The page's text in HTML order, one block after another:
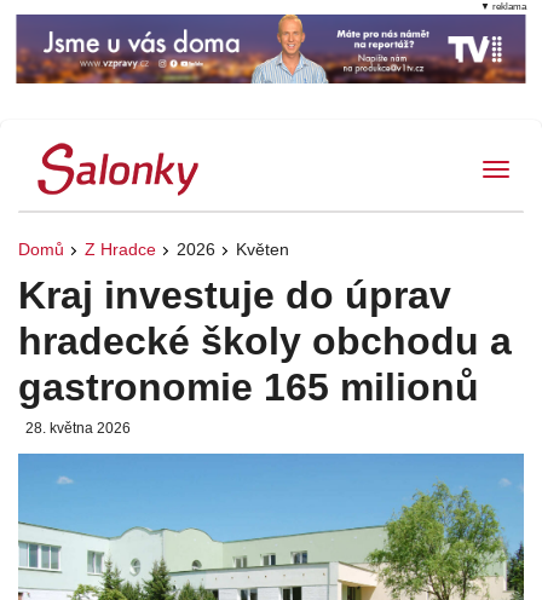
Domů Z Hradce 2026 Květen
Kraj investuje do úprav
hradecké školy obchodu a
gastronomie 165 milionů
28. května 2026
▼ reklama